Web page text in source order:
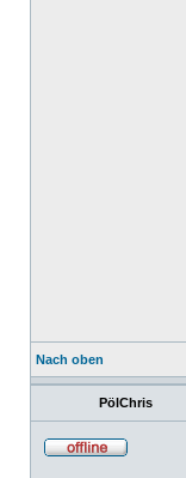
Nach oben
PölChris